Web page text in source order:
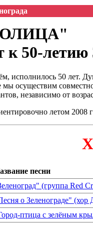
50-летию
исполнилось 50 лет.
осуществим
независимо от
летом 2008
песни
(группа Red
о Зеленограде"
птица с зелёным